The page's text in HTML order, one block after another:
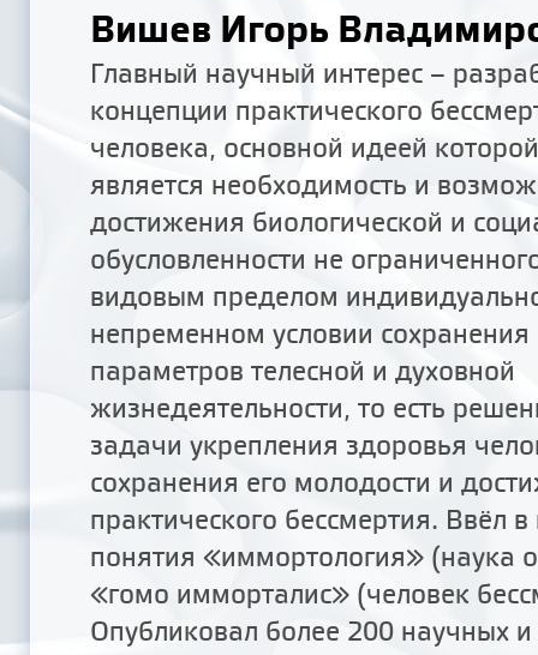
Вишев Игорь
Главный научный интерес –
концепции практического
человека, основной идеей которой
является необходимость и
достижения биологической и
обусловленности не
видовым пределом
непременном условии
параметров телесной и духовной
жизнедеятельности, то есть
задачи укрепления здоровья
сохранения его молодости и
практического бессмертия. Ввёл
понятия «иммортология» (наука
«гомо имморталис» (человек
Опубликовал более 200 научных